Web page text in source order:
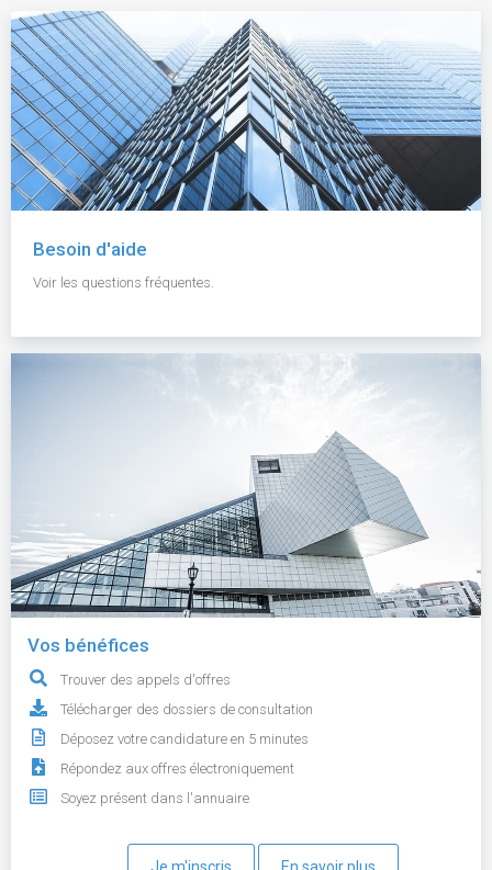
Besoin d'aide
Voir les questions fréquentes.
Vos bénéfices
Trouver des appels d'offres
Télécharger des dossiers de consultation
Déposez votre candidature en 5 minutes
Répondez aux offres électroniquement
Soyez présent dans l'annuaire
Je m'inscris En savoir plus